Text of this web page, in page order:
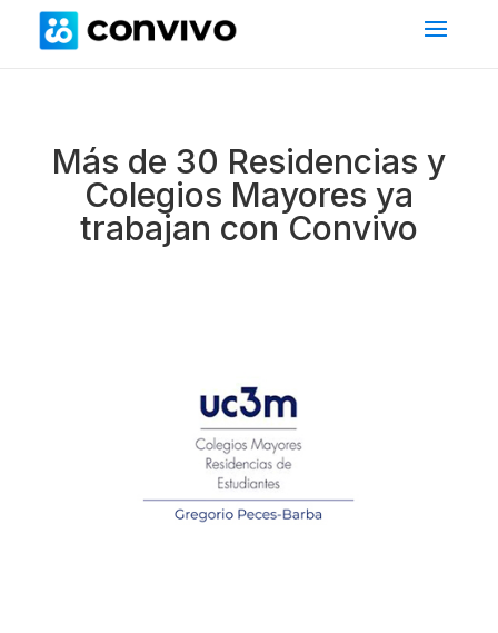
Más de 30 Residencias y
Colegios Mayores ya
trabajan con Convivo